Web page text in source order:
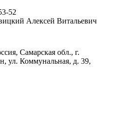
52
Алексей Витальевич
Самарская обл., г.
ул. Коммунальная, д. 39,